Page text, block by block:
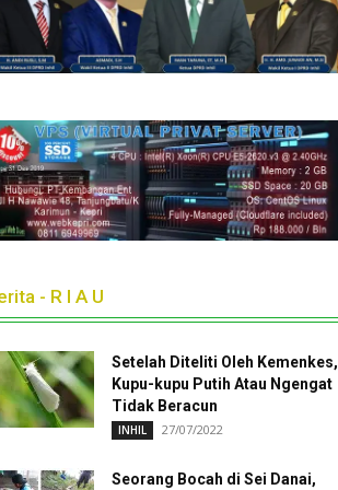
- R I A U
Setelah Diteliti Oleh Kemenkes,
Kupu-kupu Putih Atau Ngengat
Tidak Beracun
INHIL 27/07/2022
Seorang Bocah di Sei Danai,